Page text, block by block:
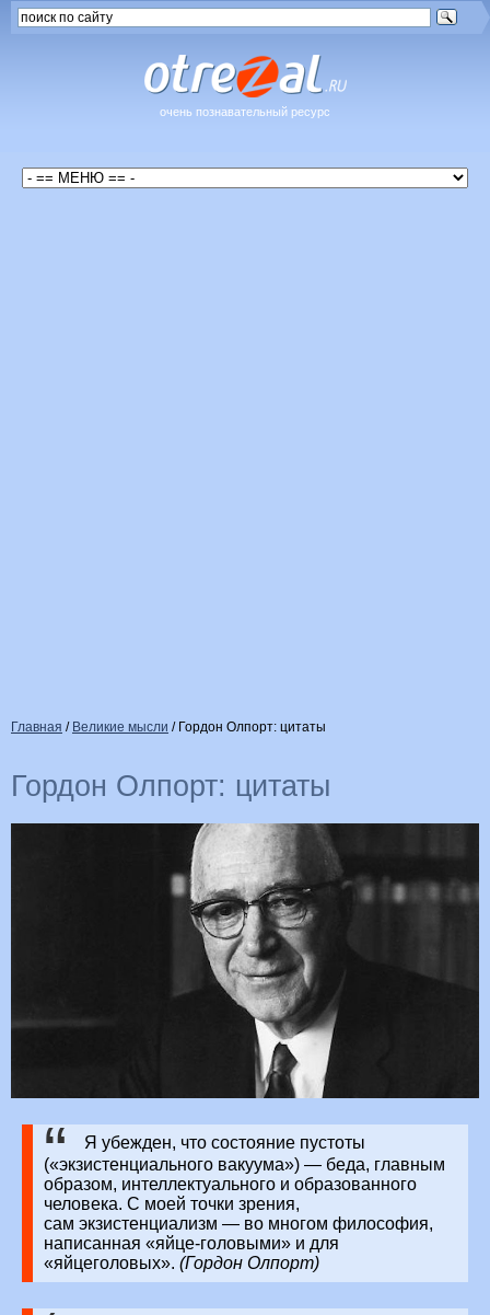
очень познавательный ресурс
Главная / Великие мысли / Гордон Олпорт: цитаты
Гордон Олпорт: цитаты
Я убежден, что состояние пустоты
(«экзистенциального вакуума») — беда, главным
образом, интеллектуального и образованного
человека. С моей точки зрения,
сам экзистенциализм — во многом философия,
написанная «яйце-головыми» и для
«яйцеголовых». (Гордон Олпорт)